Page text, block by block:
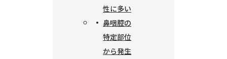
性に多い
鼻咽腔の
特定部位
から発生